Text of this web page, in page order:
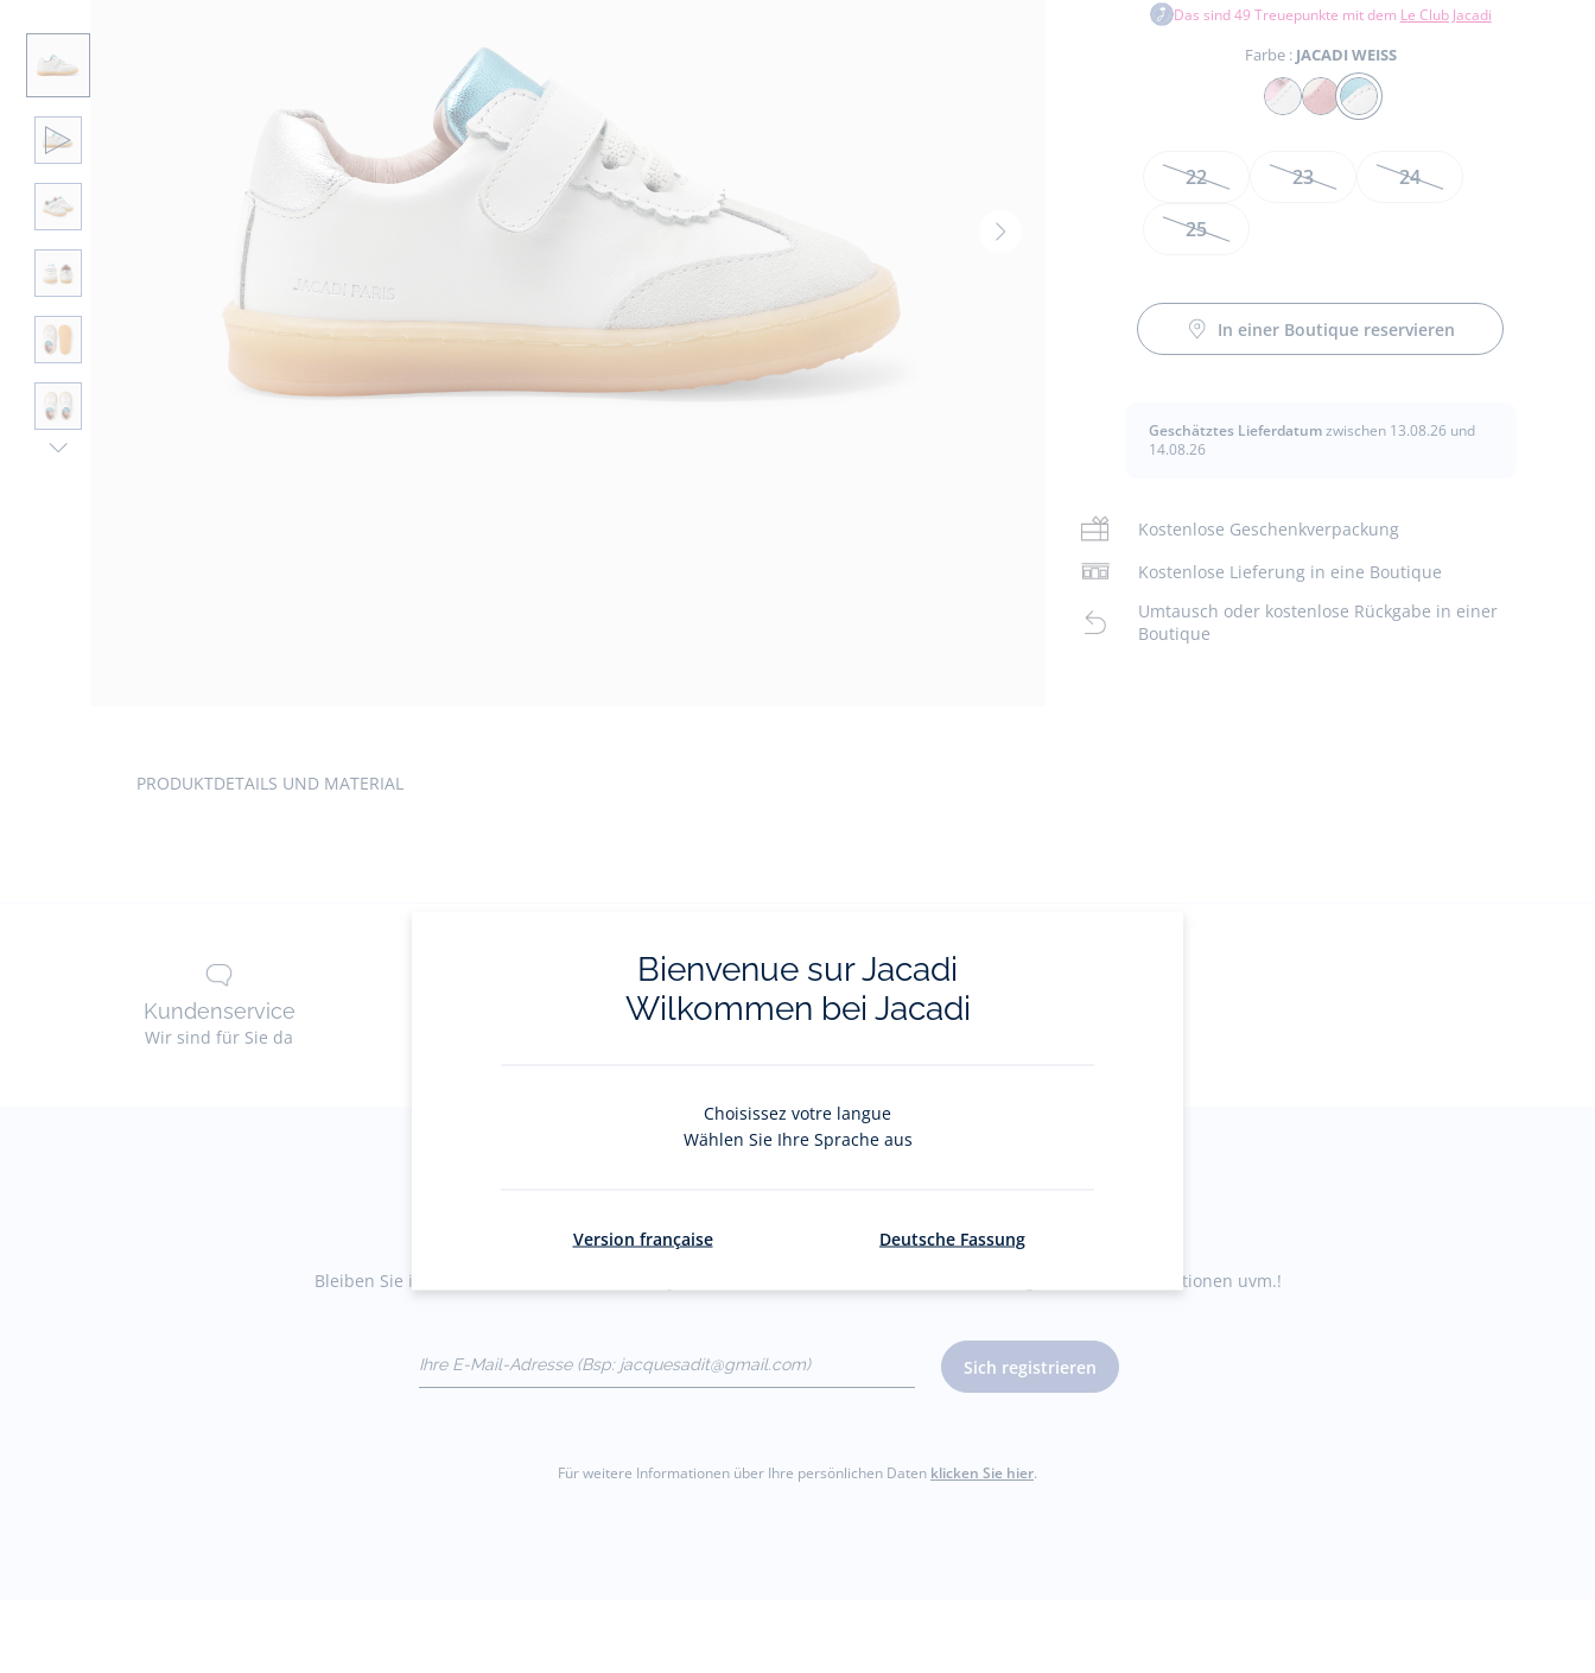
Nächste
Nächste
Das sind49 Treuepunkte mit dem Le Club Jacadi
Farbe : JACADI WEISS
Farbe
WEISS/ROSA
ROSAJACADI
Größen
22 23
24
25
In einer Boutique reservieren
Geschätztes Lieferdatumzwischen 13.08.26 und
14.08.26
Kostenlose Geschenkverpackung
Kostenlose Lieferung in eine Boutique
Umtausch oder kostenlose Rückgabe in einer
Boutique
PRODUKTDETAILS UND MATERIAL
Kundenservice
Wir sind für Sie da
Lieferung und Retoure E-Reservierung
Bleiben Sie immer auf dem Laufenden über Jacadi-Neuheiten: Private Sales, exklusive Angebote, neue Kollektionen uvm.!
(Bsp:
jacquesadit@gmail.com)
Sich registrieren
Für weitere Informationen über Ihre persönlichen Daten klicken Sie hier.
Bienvenue sur Jacadi
Wilkommen bei Jacadi
Choisissez votre langue
Wählen Sie Ihre Sprache aus
Version française Deutsche Fassung